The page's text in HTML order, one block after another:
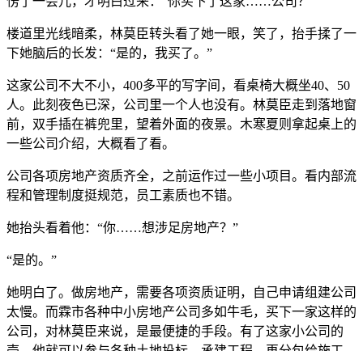
楼道里光线暗柔，林莫臣转头看了她一眼，笑了，抬手揉了一
下她脑后的长发：“是的，我买了。”
这家公司不大不小，400多平的写字间，看桌椅大概坐40、50
人。此刻夜色已深，公司里一个人也没有。林莫臣走到落地窗
前，双手插在裤兜里，望着外面的夜景。木寒夏则拿起桌上的
一些公司介绍，大概看了看。
公司各项房地产资质齐全，之前运作过一些小项目。看内部流
程和管理制度挺规范，员工素质也不错。
她抬头看着他：“你……想涉足房地产？”
“是的。”
她明白了。做房地产，需要各项资质证明，自己申请组建公司
太慢。而霖市各种中小房地产公司多如牛毛，买下一家这样的
公司，对林莫臣来说，是最便捷的手段。有了这家小公司的